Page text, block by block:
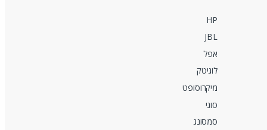
HP
JBL
אפל
לוגיטק
מיקרוסופט
סוני
סמסונג